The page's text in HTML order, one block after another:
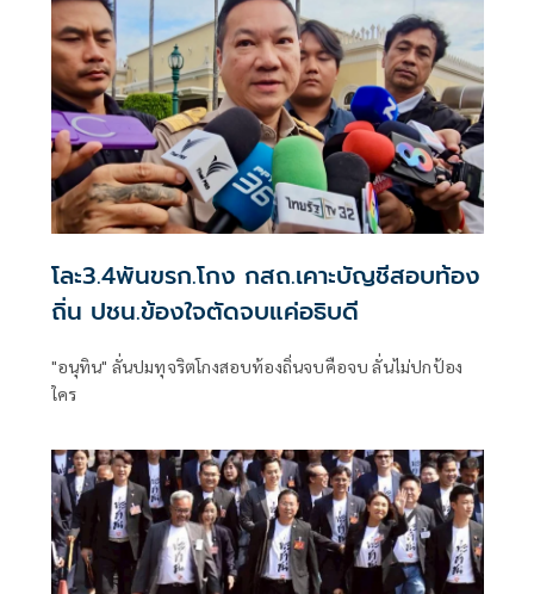
โละ3.4พันขรก.โกง กสถ.เคาะบัญชีสอบท้อง
ถิ่น ปชน.ข้องใจตัดจบแค่อธิบดี
"อนุทิน" ลั่นปมทุจริตโกงสอบท้องถิ่นจบคือจบ ลั่นไม่ปกป้อง
ใคร